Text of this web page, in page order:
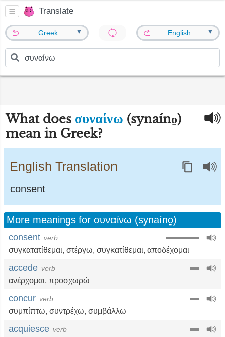
Translate
Greek ▼ English ▼
What does συναίνω (synaíno̱)
mean in Greek?
English Translation
consent
More meanings for συναίνω (synaíno̱)
consent verb
συγκατατίθεμαι, στέργω, συγκατίθεμαι, αποδέχομαι
accede verb
ανέρχομαι, προσχωρώ
concur verb
συμπίπτω, συντρέχω, συμβάλλω
acquiesce verb